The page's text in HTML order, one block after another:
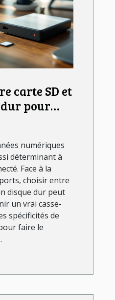
carte SD et
pour
données ?
numériques
déterminant à
Face à la
choisir entre
disque dur peut
un vrai casse-
spécificités de
faire le